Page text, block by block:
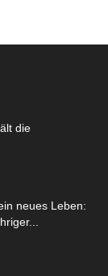
die
neues Leben: